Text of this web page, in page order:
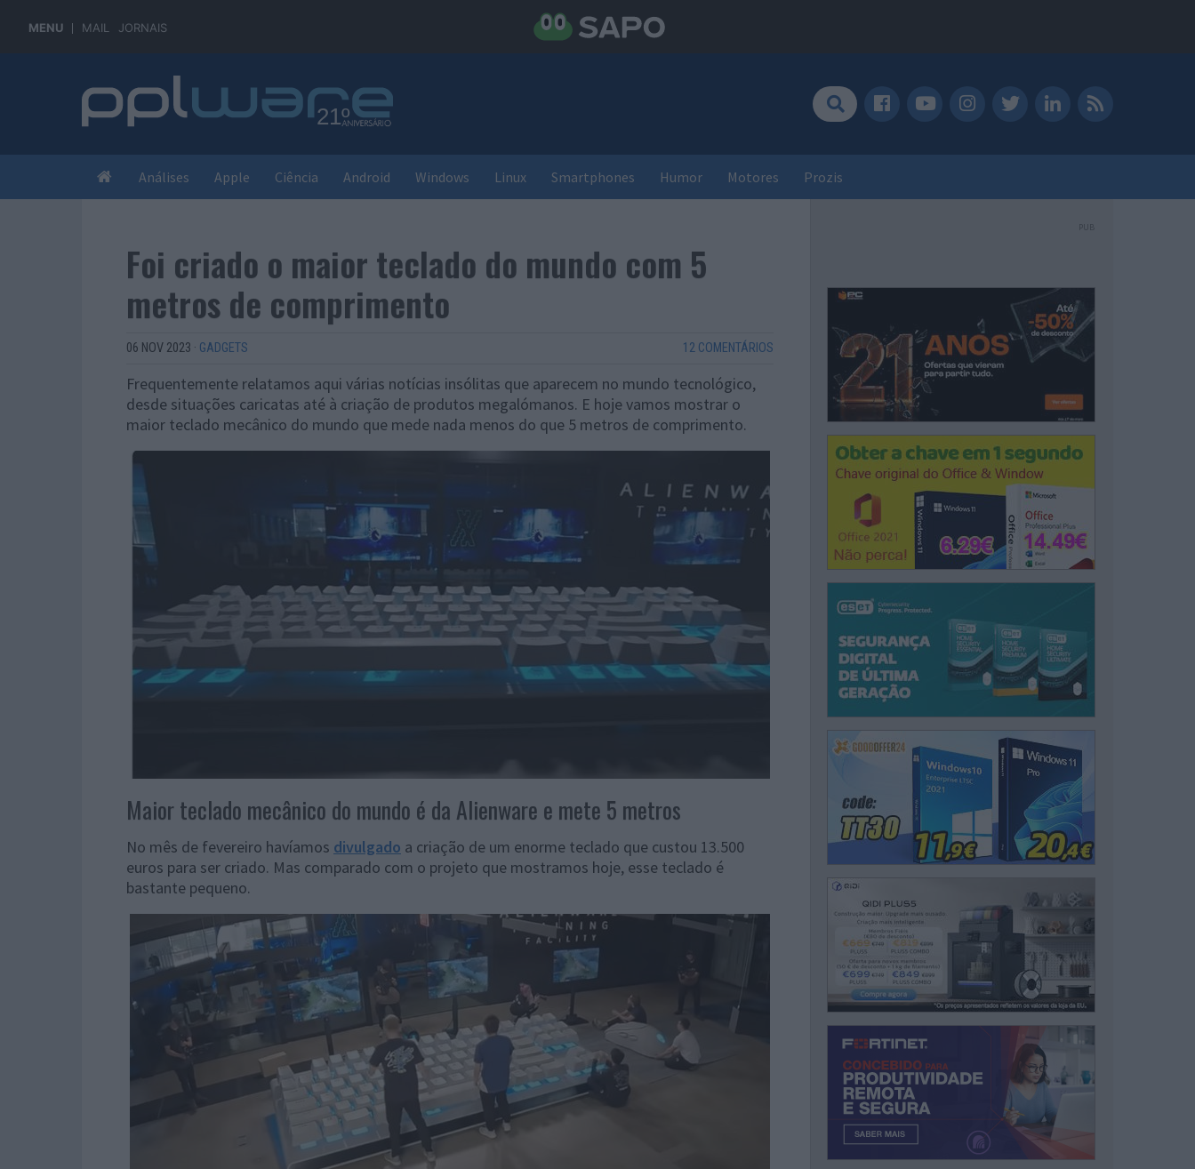
MENU MAIL JORNAIS
Análises Apple Ciência Android Windows Linux Smartphones Humor Motores Prozis
Foi criado o maior teclado do mundo com 5
metros de comprimento
06 NOV 2023 · GADGETS 12 COMENTÁRIOS
Frequentemente relatamos aqui várias notícias insólitas que aparecem no mundo tecnológico,
desde situações caricatas até à criação de produtos megalómanos. E hoje vamos mostrar o
maior teclado mecânico do mundo que mede nada menos do que 5 metros de comprimento.
Maior teclado mecânico do mundo é da Alienware e mete 5 metros
No mês de fevereiro havíamos divulgado a criação de um enorme teclado que custou 13.500
euros para ser criado. Mas comparado com o projeto que mostramos hoje, esse teclado é
bastante pequeno.
PUB